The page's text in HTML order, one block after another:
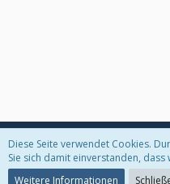
Datenschutzerklärung
Diese Seite verwendet Cookies.
Sie sich damit einverstanden, dass
Weitere Informationen